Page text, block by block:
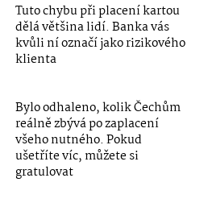
Tuto chybu při placení kartou
dělá většina lidí. Banka vás
kvůli ní označí jako rizikového
klienta
Bylo odhaleno, kolik Čechům
reálně zbývá po zaplacení
všeho nutného. Pokud
ušetříte víc, můžete si
gratulovat